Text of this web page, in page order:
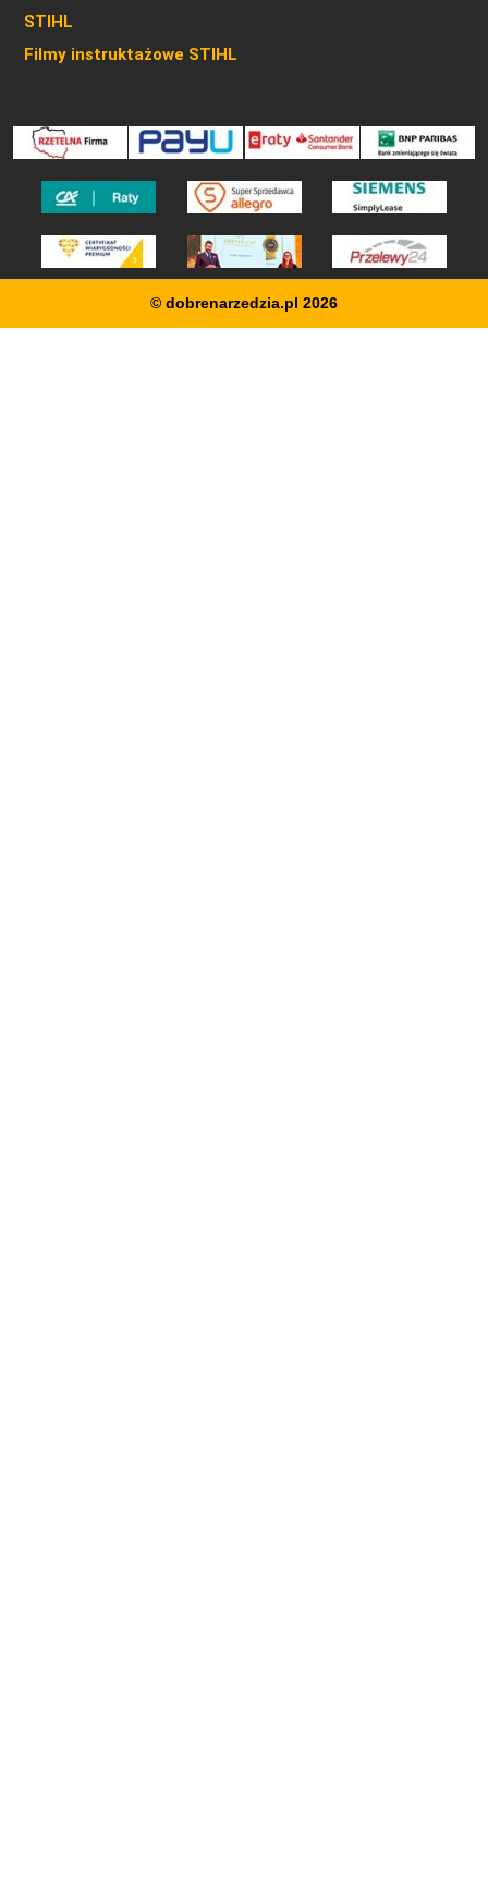
STIHL
Filmy instruktażowe STIHL
© dobrenarzedzia.pl 2026